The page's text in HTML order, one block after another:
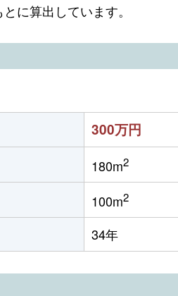
に算出しています。
300万円
180m2
100m2
34年